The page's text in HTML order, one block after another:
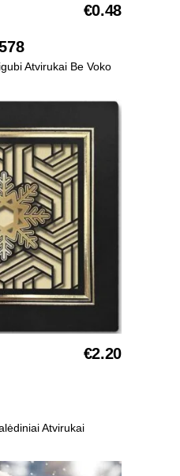
€0.48
Atvirukai Be Voko
€2.20
Atvirukai